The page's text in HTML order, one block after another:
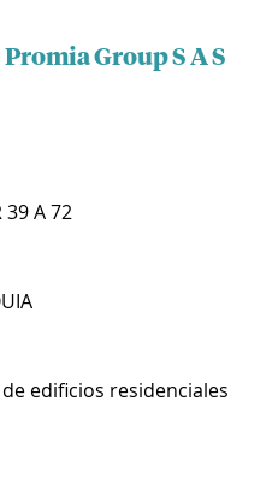
Group S A S
39 A 72
edificios residenciales